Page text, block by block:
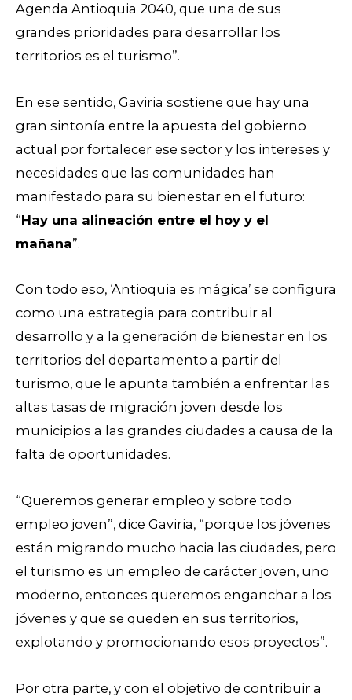
Agenda Antioquia 2040, que una de sus
grandes prioridades para desarrollar los
territorios es el turismo”.
En ese sentido, Gaviria sostiene que hay una
gran sintonía entre la apuesta del gobierno
actual por fortalecer ese sector y los intereses y
necesidades que las comunidades han
manifestado para su bienestar en el futuro:
“Hay una alineación entre el hoy y el
mañana”.
Con todo eso, ‘Antioquia es mágica’ se configura
como una estrategia para contribuir al
desarrollo y a la generación de bienestar en los
territorios del departamento a partir del
turismo, que le apunta también a enfrentar las
altas tasas de migración joven desde los
municipios a las grandes ciudades a causa de la
falta de oportunidades.
“Queremos generar empleo y sobre todo
empleo joven”, dice Gaviria, “porque los jóvenes
están migrando mucho hacia las ciudades, pero
el turismo es un empleo de carácter joven, uno
moderno, entonces queremos enganchar a los
jóvenes y que se queden en sus territorios,
explotando y promocionando esos proyectos”.
Por otra parte, y con el objetivo de contribuir a